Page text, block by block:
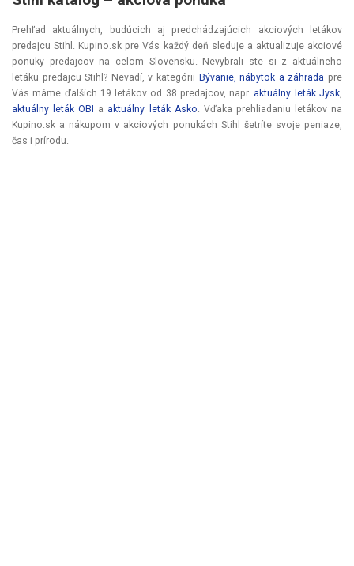
Prehľad aktuálnych, budúcich aj predchádzajúcich akciových letákov
predajcu Stihl. Kupino.sk pre Vás každý deň sleduje a aktualizuje akciové
ponuky predajcov na celom Slovensku. Nevybrali ste si z aktuálneho
letáku predajcu Stihl? Nevadí, v kategórii Bývanie, nábytok a záhrada pre
Vás máme ďalších 19 letákov od 38 predajcov, napr. aktuálny leták Jysk
aktuálny leták OBI a aktuálny leták Asko . Vďaka prehliadaniu letákov na
Kupino.sk a nákupom v akciových ponukách Stihl šetríte svoje peniaze,
čas i prírodu.